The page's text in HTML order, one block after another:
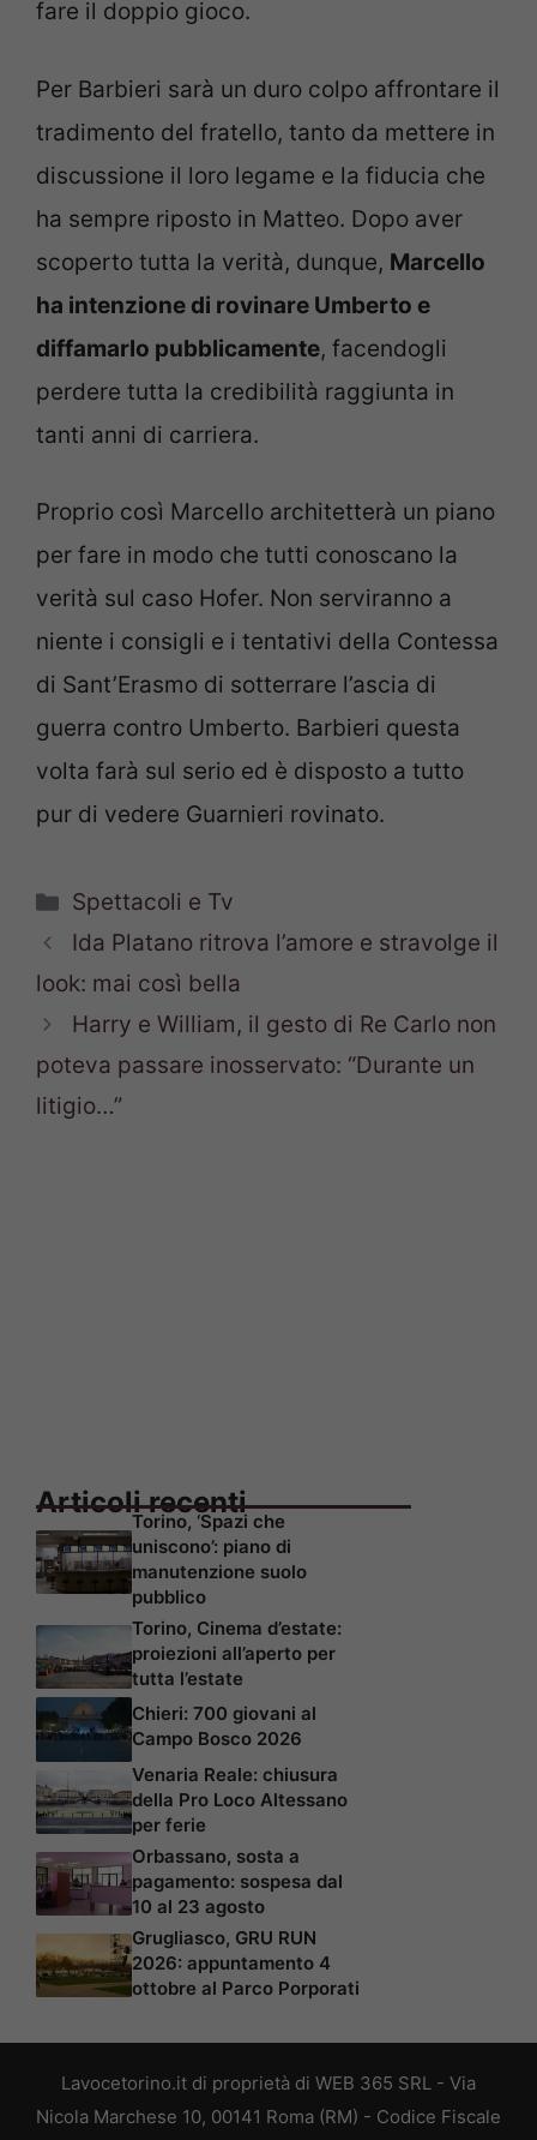
fare il doppio gioco.
Per Barbieri sarà un duro colpo affrontare il
tradimento del fratello, tanto da mettere in
discussione il loro legame e la fiducia che
ha sempre riposto in Matteo. Dopo aver
scoperto tutta la verità, dunque, Marcello
ha intenzione di rovinare Umberto e
diffamarlo pubblicamente, facendogli
perdere tutta la credibilità raggiunta in
tanti anni di carriera.
Proprio così Marcello architetterà un piano
per fare in modo che tutti conoscano la
verità sul caso Hofer. Non serviranno a
niente i consigli e i tentativi della Contessa
di Sant’Erasmo di sotterrare l’ascia di
guerra contro Umberto. Barbieri questa
volta farà sul serio ed è disposto a tutto
pur di vedere Guarnieri rovinato.
Categorie
Spettacoli e Tv
Ida Platano ritrova l’amore e stravolge il
look: mai così bella
Harry e William, il gesto di Re Carlo non
poteva passare inosservato: “Durante un
litigio…”
Articoli recenti
Torino, ‘Spazi che
uniscono’: piano di
manutenzione suolo
pubblico
Torino, Cinema d’estate:
proiezioni all’aperto per
tutta l’estate
Chieri: 700 giovani al
Campo Bosco 2026
Venaria Reale: chiusura
della Pro Loco Altessano
per ferie
Orbassano, sosta a
pagamento: sospesa dal
10 al 23 agosto
Grugliasco, GRU RUN
2026: appuntamento 4
ottobre al Parco Porporati
Lavocetorino.it di proprietà di WEB 365 SRL - Via
Nicola Marchese 10, 00141 Roma (RM) - Codice Fiscale